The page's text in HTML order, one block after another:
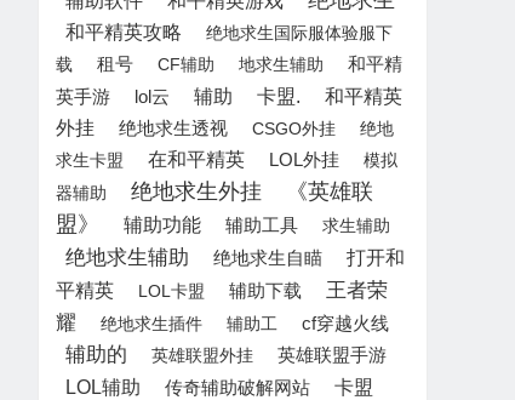
和平精英攻略
绝地求生国际服体验服下
载
租号 CF辅助 地求生辅助
和平精
英手游
lol云 辅助 卡盟.
和平精英
外挂
绝地求生透视 CSGO外挂
绝地
求生卡盟
在和平精英 LOL外挂
模拟
器辅助
绝地求生外挂
《英雄联
盟》
辅助功能 辅助工具 求生辅助
绝地求生辅助 绝地求生自瞄
打开和
平精英
LOL卡盟 辅助下载
王者荣
耀
绝地求生插件 辅助工 cf穿越火线
辅助的 英雄联盟外挂 英雄联盟手游
LOL辅助 传奇辅助破解网站 卡盟